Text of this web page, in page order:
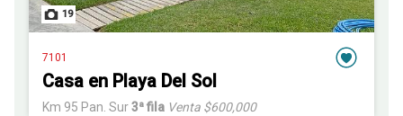
19
7101
Casa en Playa Del Sol
Km 95 Pan. Sur3ª fila Venta $600,000